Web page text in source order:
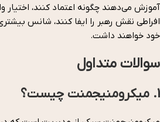
آموزش می‌دهند چگونه اعتماد کنند، اختیار
افراطی نقش رهبر را ایفا کنند، شانس
خود خواهند داشت.
سوالات متداول
1. میکرومنیجمنت چیست؟